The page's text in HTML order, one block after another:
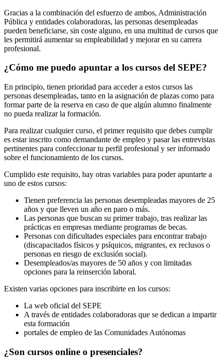
Gracias a la combinación del esfuerzo de ambos, Administración
Pública y entidades colaboradoras, las personas desempleadas
pueden beneficiarse, sin coste alguno, en una multitud de cursos que
les permitirá aumentar su empleabilidad y mejorar en su carrera
profesional.
¿Cómo me puedo apuntar a los cursos del SEPE?
En principio, tienen prioridad para acceder a estos cursos las
personas desempleadas, tanto en la asignación de plazas como para
formar parte de la reserva en caso de que algún alumno finalmente
no pueda realizar la formación.
Para realizar cualquier curso, el primer requisito que debes cumplir
es estar inscrito como demandante de empleo y pasar las entrevistas
pertinentes para confeccionar tu perfil profesional y ser informado
sobre el funcionamiento de los cursos.
Cumplido este requisito, hay otras variables para poder apuntarte a
uno de estos cursos:
Tienen preferencia las personas desempleadas mayores de 25
años y que lleven un año en paro o más.
Las personas que buscan su primer trabajo, tras realizar las
prácticas en empresas mediante programas de becas.
Personas con dificultades especiales para encontrar trabajo
(discapacitados físicos y psíquicos, migrantes, ex reclusos o
personas en riesgo de exclusión social).
Desempleados/as mayores de 50 años y con limitadas
opciones para la reinserción laboral.
Existen varias opciones para inscribirte en los cursos:
La web oficial del SEPE
A través de entidades colaboradoras que se dedican a impartir
esta formación
portales de empleo de las Comunidades Autónomas
¿Son cursos online o presenciales?